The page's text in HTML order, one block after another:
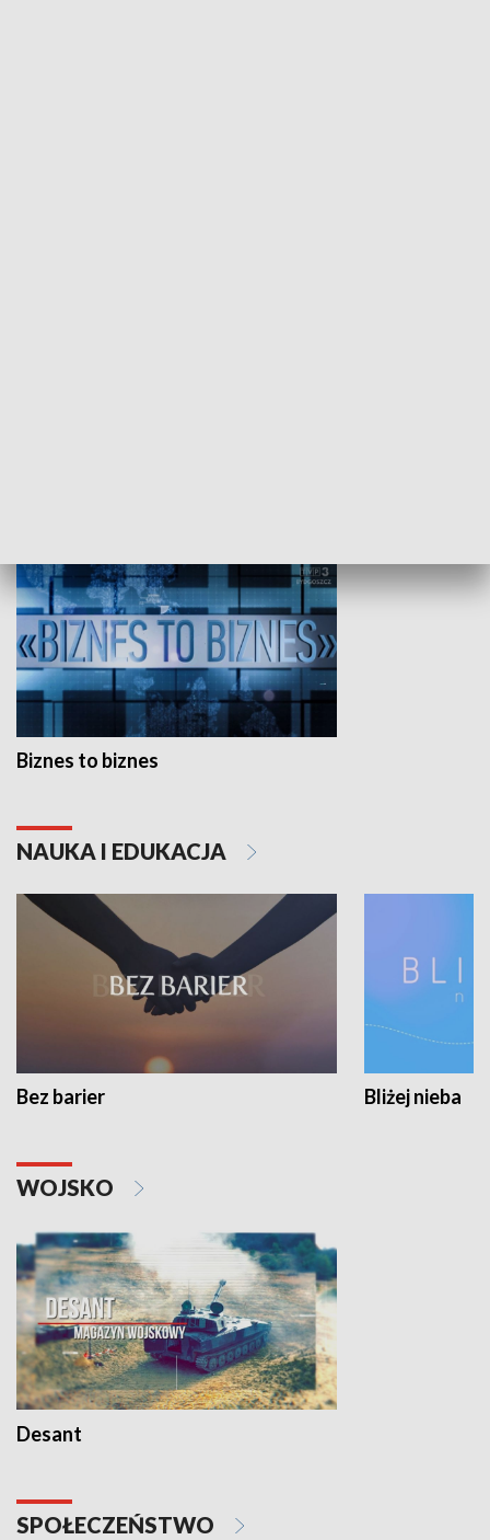
Biznes to biznes
NAUKA I EDUKACJA
Bez barier Bliżej nieba
WOJSKO
Desant
SPOŁECZEŃSTWO